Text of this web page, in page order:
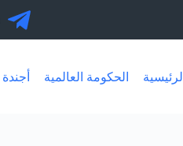
الرئيسية الحكومة العالمية أجندة 2030